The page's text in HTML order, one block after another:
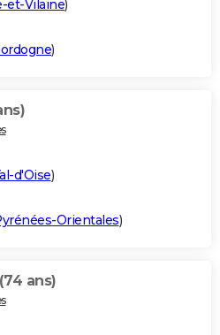
et-Vilaine)
)
d'Oise)
Orientales)
(74 ans)